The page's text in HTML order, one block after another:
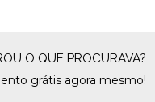
O QUE PROCURAVA?
grátis agora mesmo!